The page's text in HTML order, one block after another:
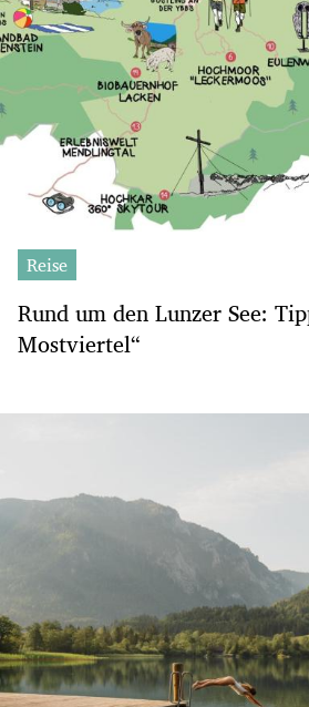
Reise
Rund um den Lunzer See:
Mostviertel“